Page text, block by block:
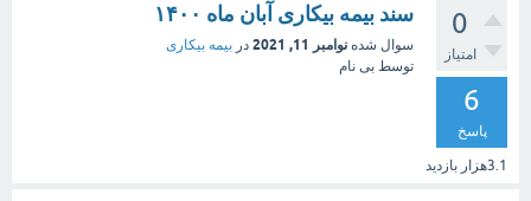
0
امتیاز
6
پاسخ
3.1هزار بازدید
سند بیمه بیکاری آبان ماه ۱۴۰۰
سوال شده نوامبر 11, 2021 در بیمه بیکاری
توسط بی نام